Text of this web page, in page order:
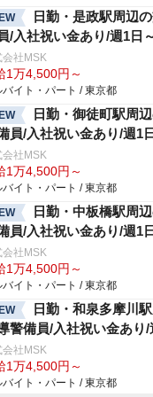
日勤・是政駅周辺
/入社祝い金あり/週1日
会社MSK
1万4,500円～
バイト・パート / 東京都
日勤・御徒町駅周
員/入社祝い金あり/週1
会社MSK
1万4,500円～
バイト・パート / 東京都
日勤・中板橋駅周
員/入社祝い金あり/週1
会社MSK
1万4,500円～
バイト・パート / 東京都
日勤・和泉多摩川
警備員/入社祝い金あり
会社MSK
1万4,500円～
バイト・パート / 東京都